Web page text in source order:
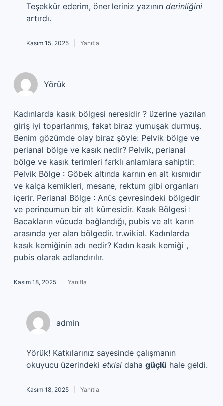
Teşekkür ederim, önerileriniz yazının derinliğini
artırdı.
Kasım 15, 2025 Yanıtla
Yörük
Kadınlarda kasık bölgesi neresidir ? üzerine yazılan
giriş iyi toparlanmış, fakat biraz yumuşak durmuş.
Benim gözümde olay biraz şöyle: Pelvik bölge ve
perianal bölge ve kasık nedir? Pelvik, perianal
bölge ve kasık terimleri farklı anlamlara sahiptir:
Pelvik Bölge : Göbek altında karnın en alt kısmıdır
ve kalça kemikleri, mesane, rektum gibi organları
içerir. Perianal Bölge : Anüs çevresindeki bölgedir
ve perineumun bir alt kümesidir. Kasık Bölgesi :
Bacakların vücuda bağlandığı, pubis ve alt karın
arasında yer alan bölgedir. tr.wikial. Kadınlarda
kasık kemiğinin adı nedir? Kadın kasık kemiği ,
pubis olarak adlandırılır.
Kasım 18, 2025 Yanıtla
admin
Yörük! Katkılarınız sayesinde çalışmanın
okuyucu üzerindeki etkisi daha güçlü hale geldi.
Kasım 18, 2025 Yanıtla